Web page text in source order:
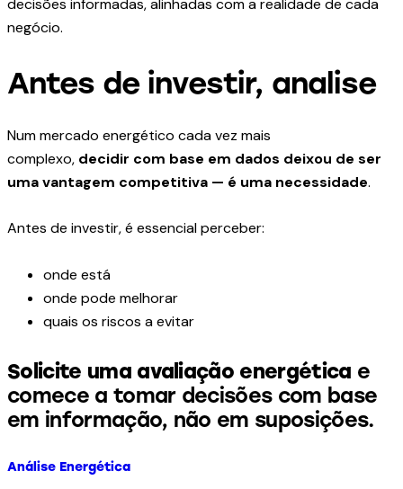
decisões informadas, alinhadas com a realidade de cada
negócio.
Antes de investir, analise
Num mercado energético cada vez mais
complexo, decidir com base em dados deixou de ser
uma vantagem competitiva — é uma necessidade.
Antes de investir, é essencial perceber:
onde está
onde pode melhorar
quais os riscos a evitar
Solicite uma avaliação energética e
comece a tomar decisões com base
em informação, não em suposições.
Análise Energética